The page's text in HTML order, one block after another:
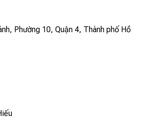
Phường 10, Quận 4, Thành phố Hồ